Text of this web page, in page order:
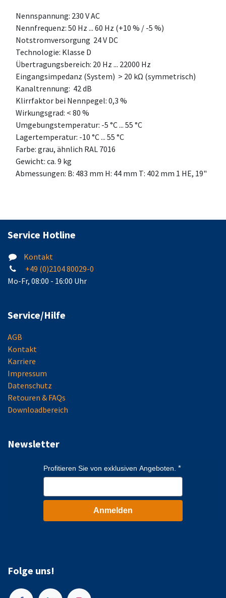
Nennspannung: 230 V AC
Nennfrequenz: 50 Hz ... 60 Hz (+10 % / -5 %)
Notstromversorgung 24 V DC
Technologie: Klasse D
Übertragungsbereich: 20 Hz ... 22000 Hz
Eingangsimpedanz (System) > 20 kΩ (symmetrisch)
Kanaltrennung: 42 dB
Klirrfaktor bei Nennpegel: 0,3 %
Wirkungsgrad: < 80 %
Umgebungstemperatur: -5 °C ... 55 °C
Lagertemperatur: -10 °C ... 55 °C
Farbe: grau, ähnlich RAL 7016
Gewicht: ca. 9 kg
Abmessungen: B: 483 mm H: 44 mm T: 402 mm 1 HE, 19"
Service Hotline
Kontakt
+49 (0)2104 80029-0
Mo-Fr, 08:00 - 16:00 Uhr
Service/Hilfe
AGB
Kontakt
Karriere
Impressum
Datenschutz
Retouren & FAQs
Downloadbereich
Newsletter
Profitieren Sie von exklusiven Angeboten.
Anmelden
Folge uns!